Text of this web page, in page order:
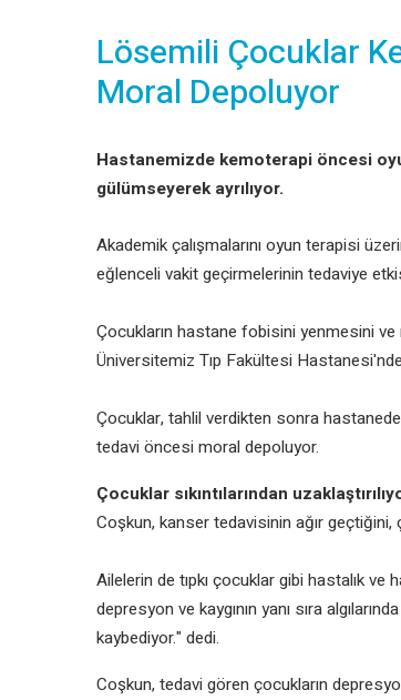
Lösemili Çocuklar
Moral Depoluyor
Hastanemizde kemoterapi öncesi
gülümseyerek ayrılıyor.
Akademik çalışmalarını oyun terapisi
eğlenceli vakit geçirmelerinin tedaviye
Çocukların hastane fobisini yenmesini
Üniversitemiz Tıp Fakültesi
Çocuklar, tahlil verdikten sonra
tedavi öncesi moral depoluyor.
Çocuklar sıkıntılarından
Coşkun, kanser tedavisinin ağır geçtiğini,
Ailelerin de tıpkı çocuklar gibi hastalık
depresyon ve kaygının yanı sıra
kaybediyor." dedi.
Coşkun, tedavi gören çocukların